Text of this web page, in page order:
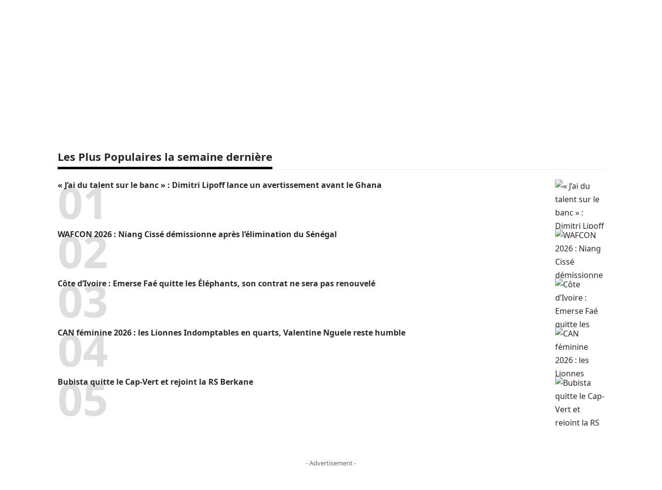
Les Plus Populaires la semaine dernière
« J’ai du talent sur le banc » : Dimitri Lipoff lance un avertissement avant le Ghana
WAFCON 2026 : Niang Cissé démissionne après l’élimination du Sénégal
Côte d’Ivoire : Emerse Faé quitte les Éléphants, son contrat ne sera pas renouvelé
CAN féminine 2026 : les Lionnes Indomptables en quarts, Valentine Nguele reste humble
Bubista quitte le Cap-Vert et rejoint la RS Berkane
- Advertisement -